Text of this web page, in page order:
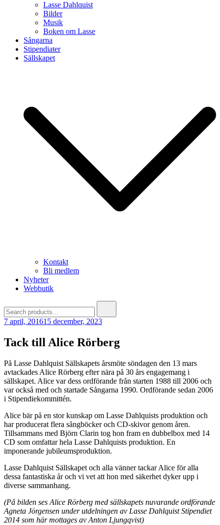
Lasse Dahlquist
Bilder
Musik
Boken om Lasse
Sångarna
Stipendiater
Sällskapet
Kontakt
Bli medlem
Nyheter
Webbutik
for:
7 april, 201615 december, 2023
Tack till Alice Rörberg
På Lasse Dahlquist Sällskapets årsmöte söndagen den 13 mars
avtackades Alice Rörberg efter nära på 30 års engagemang i
sällskapet. Alice var dess ordförande från starten 1988 till 2006 och
var också med och startade Sångarna 1990. Ordförande sedan 2006
i Stipendiekommittén.
Alice bär på en stor kunskap om Lasse Dahlquists produktion och
har producerat flera sångböcker och CD-skivor genom åren.
Tillsammans med Björn Clarin tog hon fram en dubbelbox med 14
CD som omfattar hela Lasse Dahlquists produktion. En
imponerande jubileumsproduktion.
Lasse Dahlquist Sällskapet och alla vänner tackar Alice för alla
dessa fantastiska år och vi vet att hon med säkerhet dyker upp i
diverse sammanhang.
(På bilden ses Alice Rörberg med sällskapets nuvarande ordförande
Agneta Jörgensen under utdelningen av Lasse Dahlquist Stipendiet
2014 som här mottages av Anton Ljungqvist)